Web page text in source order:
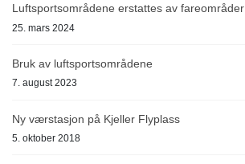
Luftsportsområdene erstattes av fareområder
25. mars 2024
Bruk av luftsportsområdene
7. august 2023
Ny værstasjon på Kjeller Flyplass
5. oktober 2018